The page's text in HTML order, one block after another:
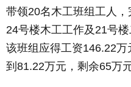
带领20名木工班组工人，
24号楼木工工作及21号
该班组应得工资146.22
到81.22万元，剩余65万